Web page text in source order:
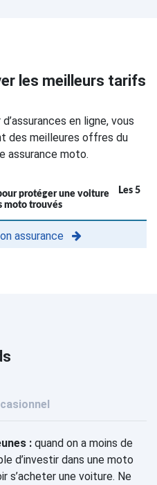
les meilleurs tarifs
en ligne, vous
des meilleures offres du
assurance moto.
Les 5
moto trouvés
assurance
: quand on a moins de
d’investir dans une moto
s’acheter une voiture. Ne